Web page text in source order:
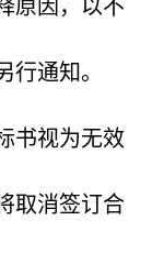
原因，以不
行通知。
书视为无效
取消签订合